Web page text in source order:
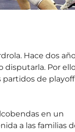
Hace dos
disputarla. Por
partidos de playoff
en un
a las familias